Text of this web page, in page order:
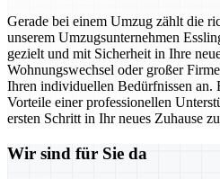
Gerade bei einem Umzug zählt die
unserem Umzugsunternehmen
gezielt und mit Sicherheit in Ihre
Wohnungswechsel oder großer
Ihren individuellen Bedürfnissen
Vorteile einer professionellen
ersten Schritt in Ihr neues Zuhause
Wir sind für Sie da